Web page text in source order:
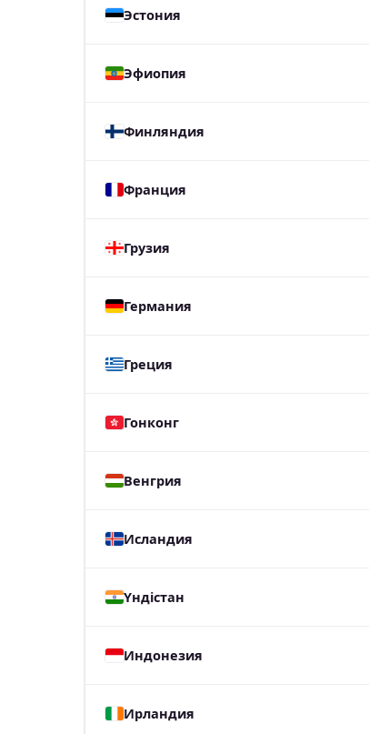
Эстония
Эфиопия
Финляндия
Франция
Грузия
Германия
Греция
Гонконг
Венгрия
Исландия
Үндістан
Индонезия
Ирландия